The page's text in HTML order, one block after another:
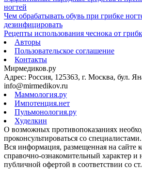
ногтей
Чем обрабатывать обувь при грибке
дезинфицировать
Рецепты использования чеснока от
Авторы
Пользовательское соглашение
Контакты
Мирмедиков.ру
Адрес: Россия, 125363, г. Москва, бул.
info@mirmedikov.ru
Маммология.ру
Импотенция.нет
Пульмонология.ру
Худелкин
О возможных противопоказаниях
проконсультироваться со специалистами.
Вся информация, размещенная на сайте
справочно-ознакомительный характер и
публичной офертой в соответствии со